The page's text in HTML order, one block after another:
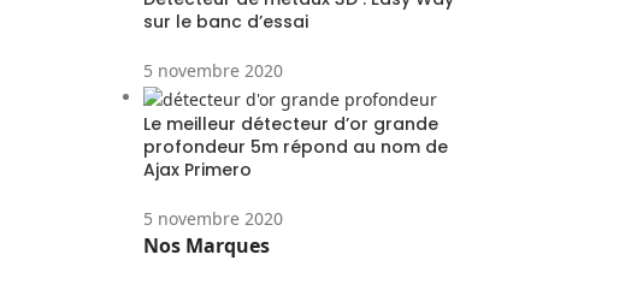
sur le banc d’essai
5 novembre 2020
Le meilleur détecteur d’or grande
profondeur 5m répond au nom de
Ajax Primero
5 novembre 2020
Nos Marques